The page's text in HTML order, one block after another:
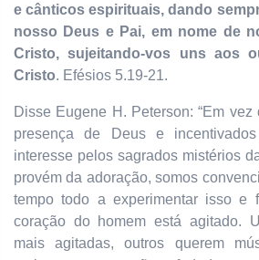
e cânticos espirituais, dando
nosso Deus e Pai, em nome de
Cristo, sujeitando-vos uns aos
Cristo. Efésios 5.19-21.
Disse Eugene H. Peterson: “Em
presença de Deus e
interesse pelos sagrados mistérios
provém da adoração, somos
tempo todo a experimentar isso e
coração do homem está agitado.
mais agitadas, outros querem